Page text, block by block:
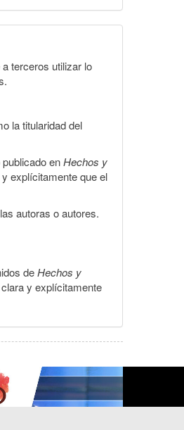
terceros utilizar lo
la titularidad del
enHechos y
explícitamente que el
autoras o autores.
deHechos y
y explícitamente